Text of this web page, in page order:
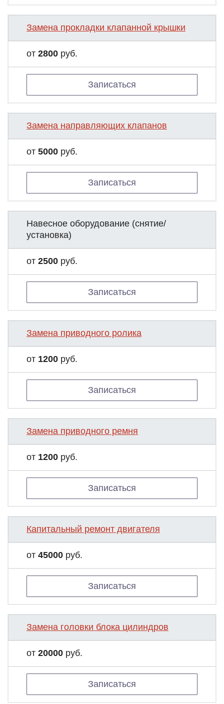
Замена прокладки клапанной крышки
от 2800 руб.
Записаться
Замена направляющих клапанов
от 5000 руб.
Записаться
Навесное оборудование (снятие/
установка)
от 2500 руб.
Записаться
Замена приводного ролика
от 1200 руб.
Записаться
Замена приводного ремня
от 1200 руб.
Записаться
Капитальный ремонт двигателя
от 45000 руб.
Записаться
Замена головки блока цилиндров
от 20000 руб.
Записаться